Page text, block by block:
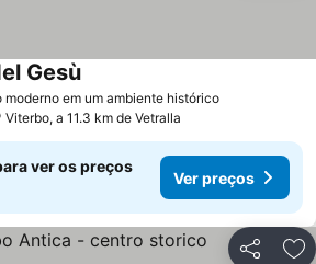
moderno em um ambiente histórico
Gesù
Viterbo, a 11.3 km de Vetralla
ver os preços
Ver preços
Partilhar